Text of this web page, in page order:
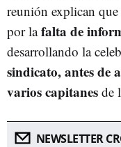
reunión explican que
por lafalta de
desarrollando la
sindicato, antes de
varios capitanes de
NEWSLETTER